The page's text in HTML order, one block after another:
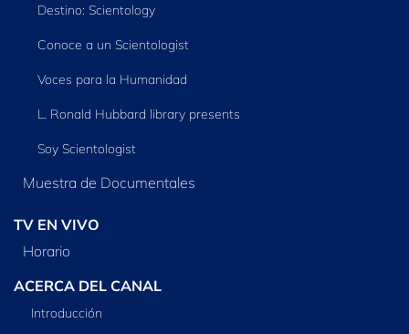
Destino: Scientology
Conoce a un Scientologist
Voces para la Humanidad
L. Ronald Hubbard library presents
Soy Scientologist
Muestra de Documentales
TV EN VIVO
Horario
ACERCA DEL CANAL
Introducción